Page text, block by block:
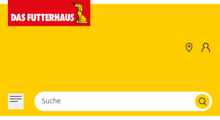
Suche